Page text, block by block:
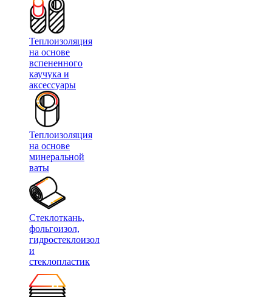
Теплоизоляция
на основе
вспененного
каучука и
аксессуары
Теплоизоляция
на основе
минеральной
ваты
Стеклоткань,
фольгоизол,
гидростеклоизол
и
стеклопластик